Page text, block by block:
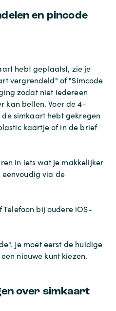
en pincode
hebt geplaatst, zie je
vergrendeld" of "Simcode
zodat niet iedereen
kan bellen. Voer de 4-
simkaart hebt gekregen
kaartje of in de brief
in iets wat je makkelijker
eenvoudig via de
Telefoon bij oudere iOS-
Je moet eerst de huidige
nieuwe kunt kiezen.
over simkaart